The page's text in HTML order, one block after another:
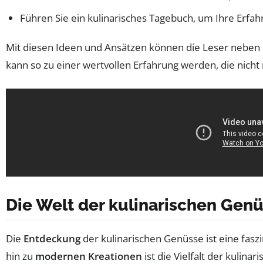
Führen Sie ein kulinarisches Tagebuch, um Ihre
Mit diesen Ideen und Ansätzen können die Leser
kann so zu einer wertvollen Erfahrung werden, die
Die Welt der kulinarischen
Die Entdeckungder kulinarischen Genüsse ist eine
hin zu modernen Kreationen ist die Vielfalt der